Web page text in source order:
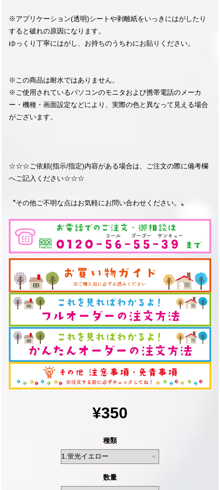
※アプリケーション(透明)シートや剥離紙をいっきにはがしたり
すると破れの原因になります。
ゆっくり丁寧にはがし、お持ちのうちわにお貼りください。
※この商品は耐水ではありません。
※ご使用されているパソコンのモニタおよび携帯電話のメーカ
ー・機種・画面設定などにより、実際の色と異なって見える場合
がございます。
☆☆☆ご依頼(指示/指定)内容がある場合は、ご注文の際に備考欄
へご記入ください☆☆☆
〝その他ご不明な点はお気軽にお問い合わせください。〟
¥350
種類
数量